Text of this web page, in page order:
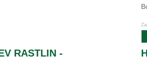
RASTLIN -